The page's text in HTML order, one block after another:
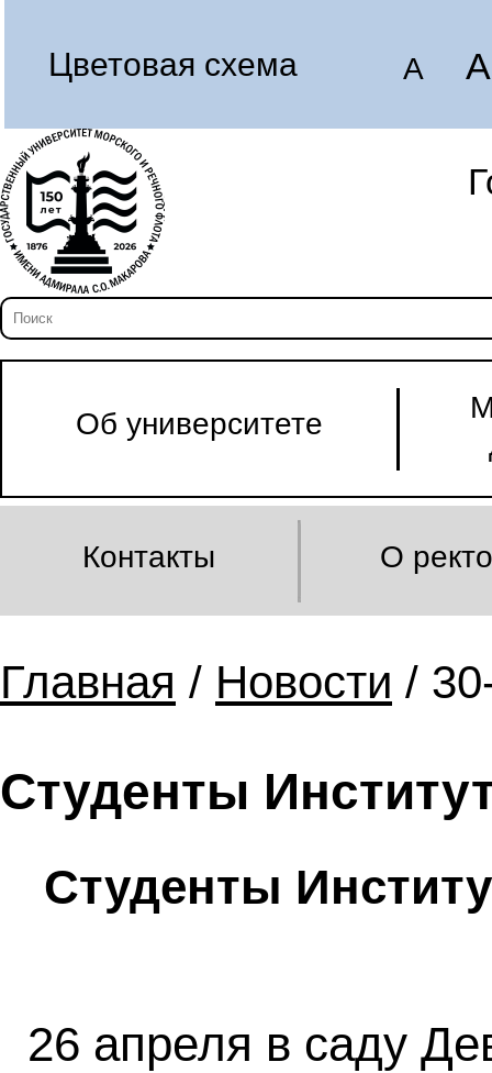
Цветовая схема A A
Об университете
Контакты О
Главная / Новости /
Студенты
Студенты
26 апреля в саду